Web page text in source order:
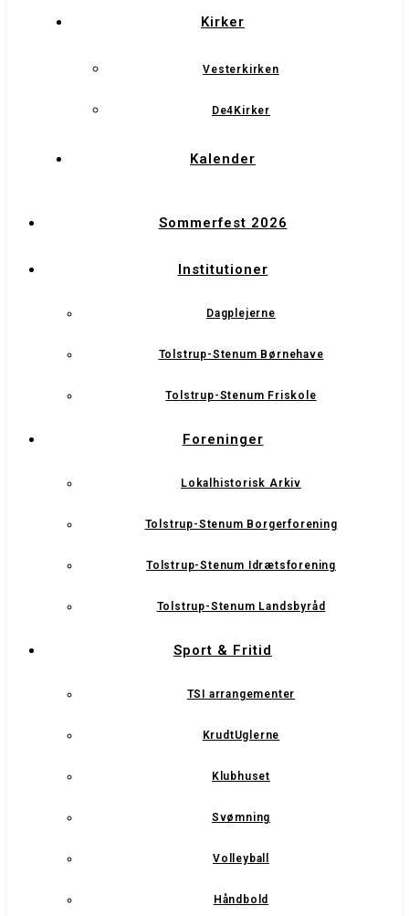
Kirker
Vesterkirken
De4Kirker
Kalender
Sommerfest 2026
Institutioner
Dagplejerne
Tolstrup-Stenum Børnehave
Tolstrup-Stenum Friskole
Foreninger
Lokalhistorisk Arkiv
Tolstrup-Stenum Borgerforening
Tolstrup-Stenum Idrætsforening
Tolstrup-Stenum Landsbyråd
Sport & Fritid
TSI arrangementer
KrudtUglerne
Klubhuset
Svømning
Volleyball
Håndbold